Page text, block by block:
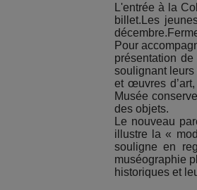
L'entrée à la
billet.Les
Pour
présentation
soulignant leurs
et œuvres
Musée
des objets.
Le nouveau
illustre la «
souligne en
muséographie
historiques et